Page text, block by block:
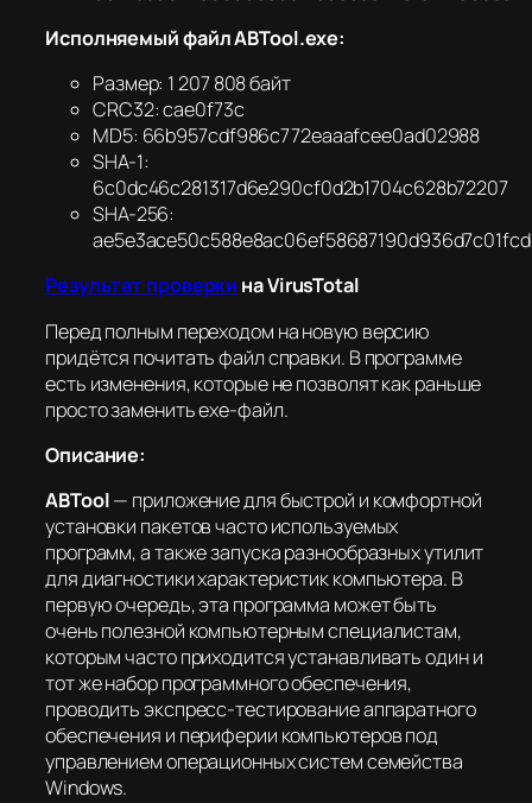
Исполняемый файл ABTool.exe:
Размер: 1 207 808 байт
CRC32: cae0f73c
MD5: 66b957cdf986c772eaaafcee0ad02988
SHA-1:
6c0dc46c281317d6e290cf0d2b1704c628b72207
SHA-256:
Результат проверки на VirusTotal
Перед полным переходом на новую версию
придётся почитать файл справки. В программе
есть изменения, которые не позволят как раньше
просто заменить exe-файл.
Описание:
ABTool— приложение для быстрой и комфортной
установки пакетов часто используемых
программ, а также запуска разнообразных утилит
для диагностики характеристик компьютера. В
первую очередь, эта программа может быть
очень полезной компьютерным специалистам,
которым часто приходится устанавливать один и
тот же набор программного обеспечения,
проводить экспресс-тестирование аппаратного
обеспечения и периферии компьютеров под
управлением операционных систем семейства
Windows.